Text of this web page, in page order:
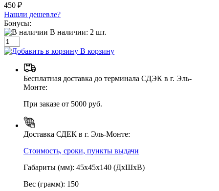
450 ₽
Нашли дешевле?
Бонусы:
В наличии: 2 шт.
В корзину
Бесплатная доставка до терминала СДЭК в г. Эль-
Монте:
При заказе от 5000 руб.
Доставка СДЕК в г. Эль-Монте:
Стоимость, сроки, пункты выдачи
Габариты (мм): 45х45х140 (ДхШхВ)
Вес (грамм): 150